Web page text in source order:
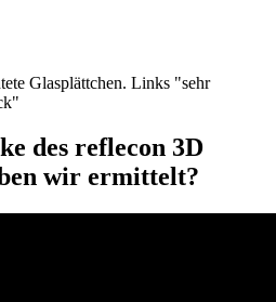
Glasplättchen. Links "sehr
des reflecon 3D
wir ermittelt?